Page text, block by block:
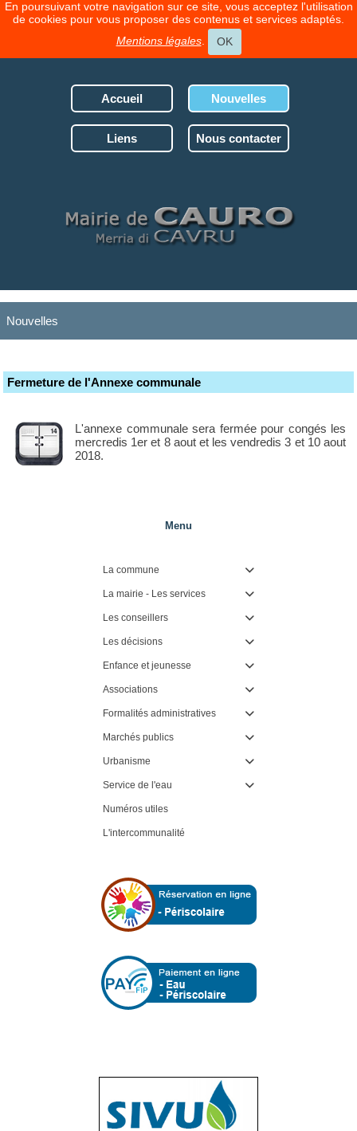
En poursuivant votre navigation sur ce site, vous acceptez l'utilisation
de cookies pour vous proposer des contenus et services adaptés.
Mentions légales. OK
Accueil Nouvelles
Liens Nous contacter
Nouvelles
Fermeture de l'Annexe communale
L'annexe communale sera fermée pour congés les
mercredis 1er et 8 aout et les vendredis 3 et 10 aout
2018.
Menu
La commune 
La mairie - Les services 
Les conseillers 
Les décisions 
Enfance et jeunesse 
Associations 
Formalités administratives 
Marchés publics 
Urbanisme 
Service de l'eau 
Numéros utiles
L'intercommunalité